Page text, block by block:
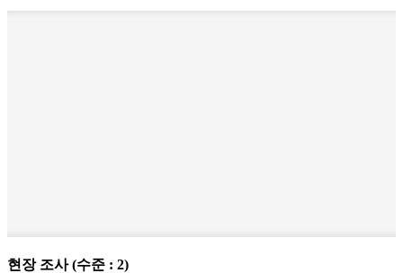
현장 조사(수준 : 2)